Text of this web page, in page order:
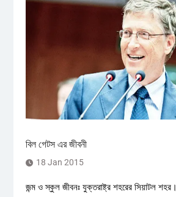
বিল গেটস এর জীবনী
18 Jan 2015
জন্ম ও স্কুল জীবনঃ যুক্তরাষ্ট্র শহরের সিয়াটল